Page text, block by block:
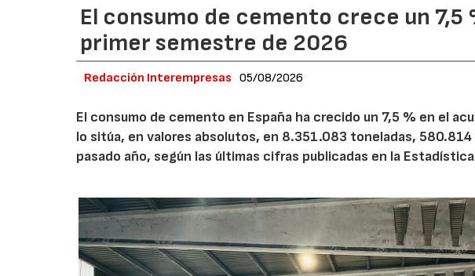
El consumo de cemento crece un 7,5
primer semestre de 2026
Redacción Interempresas 05/08/2026
El consumo de cemento en España ha crecido un 7,5 % en el
lo sitúa, en valores absolutos, en 8.351.083 toneladas,
pasado año, según las últimas cifras publicadas en la